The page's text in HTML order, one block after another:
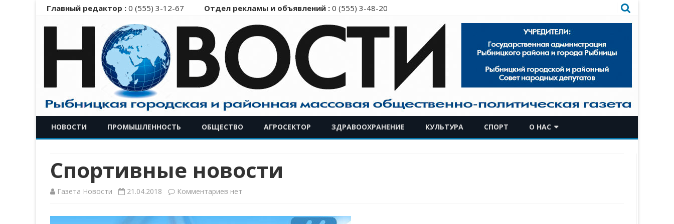
Главный редактор : 0 (555) 3-12-67 Отдел рекламы и объявлений : 0 (555) 3-48-20
к
содержимому
НОВОСТИ ПРОМЫШЛЕННОСТЬ ОБЩЕСТВО АГРОСЕКТОР ЗДРАВООХРАНЕНИЕ КУЛЬТУРА СПОРТ О НАС
Спортивные новости
Газета Новости 21.04.2018 Комментариев кнет